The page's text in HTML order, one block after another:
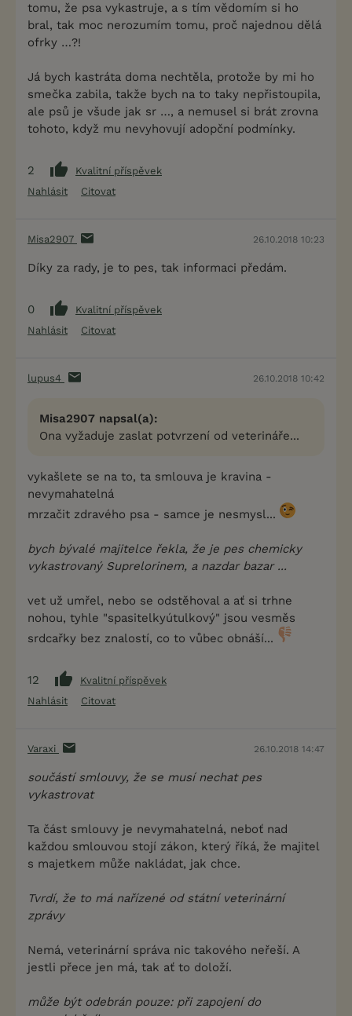
tomu, že psa vykastruje, a s tím vědomím si ho
bral, tak moc nerozumím tomu, proč najednou dělá
ofrky …?!
Já bych kastráta doma nechtěla, protože by mi ho
smečka zabila, takže bych na to taky nepřistoupila,
ale psů je všude jak sr …, a nemusel si brát zrovna
tohoto, když mu nevyhovují adopční podmínky.
2
Kvalitní příspěvek
Nahlásit
Citovat
Misa2907 26.10.2018 10:23
Díky za rady, je to pes, tak informaci předám.
0
Kvalitní příspěvek
Nahlásit
Citovat
lupus4 26.10.2018 10:42
Misa2907 napsal(a):
Ona vyžaduje zaslat potvrzení od veterináře...
vykašlete se na to, ta smlouva je kravina -
nevymahatelná
mrzačit zdravého psa - samce je nesmysl...
bych bývalé majitelce řekla, že je pes chemicky
vykastrovaný Suprelorinem, a nazdar bazar ...
vet už umřel, nebo se odstěhoval a ať si trhne
nohou, tyhle "spasitelkyútulkový" jsou vesměs
srdcařky bez znalostí, co to vůbec obnáší...
12
Kvalitní příspěvek
Nahlásit
Citovat
Varaxi 26.10.2018 14:47
součástí smlouvy, že se musí nechat pes
vykastrovat
Ta část smlouvy je nevymahatelná, neboť nad
každou smlouvou stojí zákon, který říká, že majitel
s majetkem může nakládat, jak chce.
Tvrdí, že to má nařízené od státní veterinární
zprávy
Nemá, veterinární správa nic takového neřeší. A
jestli přece jen má, tak ať to doloží.
může být odebrán pouze: při zapojení do